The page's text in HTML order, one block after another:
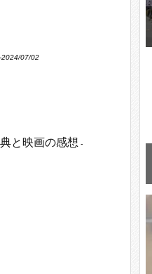
‐2024/07/02
と映画の感想 ‐